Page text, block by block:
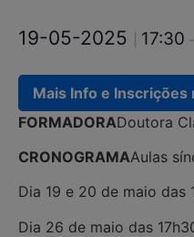
19-05-2025 17:30
Mais Info e Inscrições
FORMADORADoutora
CRONOGRAMAAulas
Dia 19 e 20 de maio das
Dia 26 de maio das